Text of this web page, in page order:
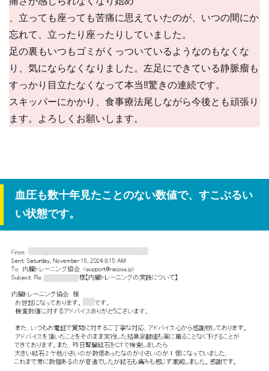
、立っても座っても苦痛に思えていたのが、いつの間にか
忘れて、立ったり座ったりしていました。
足の裏もいつもゴミがくっついているようなのもなくな
り、気にならなくなりました。左足にできている静脈瘤も
すっかり目立たなくなって本当‼驚きの連続です。
スキッパーにかかり、食事療法尾しながら今後とも頑張り
ます。よろしくお願いします。
血圧も数十年見たことのない数値で、すこぶるい
い状態です。